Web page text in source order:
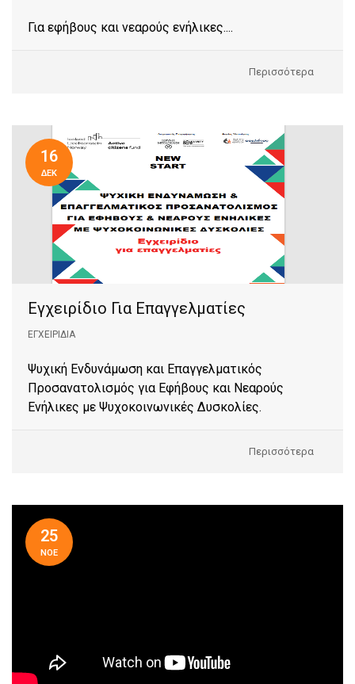
Για εφήβους και νεαρούς ενήλικες....
Περισσότερα
16
ΔΕΚ
Εγχειρίδιο Για Επαγγελματίες
ΕΓΧΕΙΡΊΔΙΑ
Ψυχική Ενδυνάμωση και Επαγγελματικός
Προσανατολισμός για Εφήβους και Νεαρούς
Ενήλικες με Ψυχοκοινωνικές Δυσκολίες.
Περισσότερα
25
ΝΟΕ